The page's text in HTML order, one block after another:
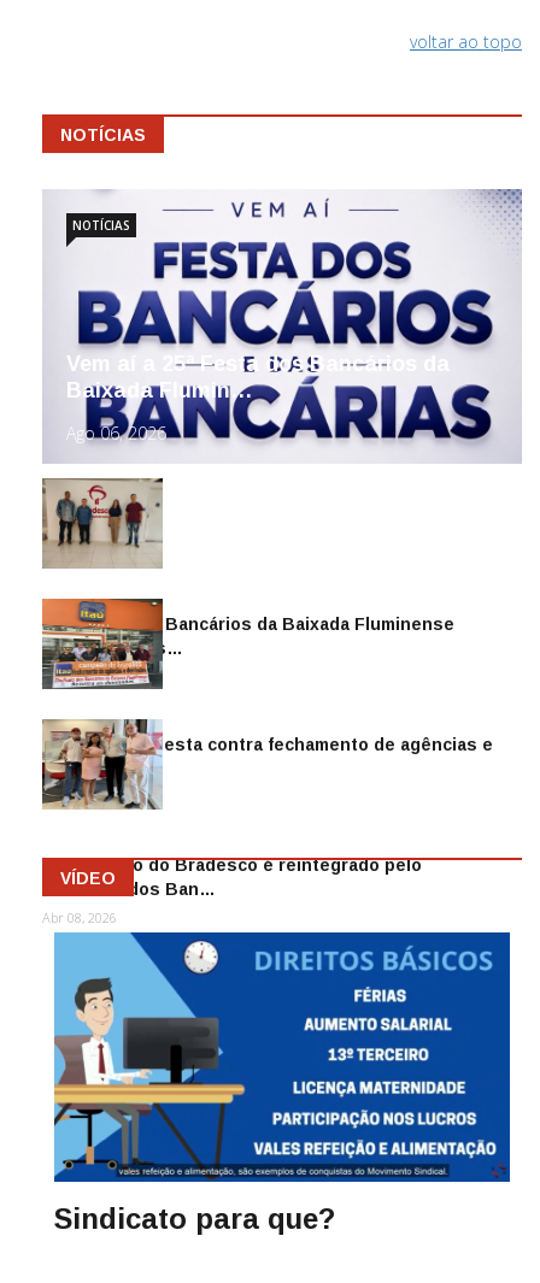
voltar ao topo
NOTÍCIAS
Vem aí a 25ª Festa dos Bancários da
Baixada Flumin…
Ago 06, 2026
NOTÍCIAS
Sindicato dos Bancários da Baixada Fluminense
reintegra mais…
Jul 14, 2026
Sindicato protesta contra fechamento de agências e
as demiss…
Mai 13, 2026
Funcionário do Bradesco é reintegrado pelo
Sindicato dos Ban…
Abr 08, 2026
VÍDEO
Sindicato para que?